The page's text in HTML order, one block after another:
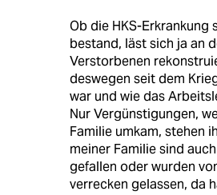
Ob die HKS-Erkrankung
bestand, läst sich ja an
Verstorbenen
deswegen seit dem
war und wie das
Nur Vergünstigungen,
Familie umkam, stehen
meiner Familie sind
gefallen oder wurden
verrecken gelassen, da